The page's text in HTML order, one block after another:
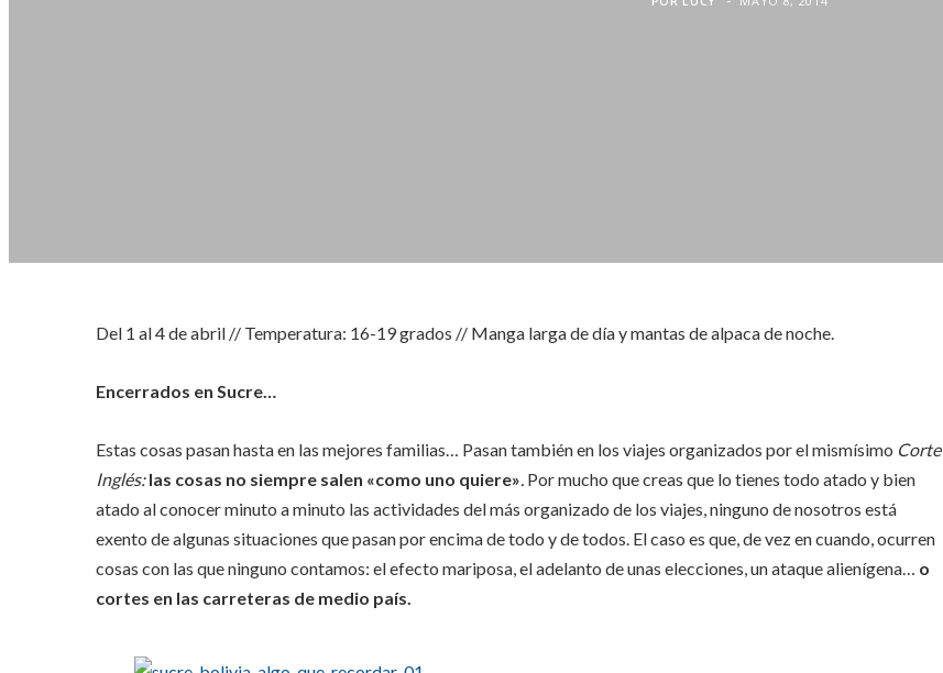
Del 1 al 4 de abril // Temperatura: 16-19 grados // Manga larga de día y mantas de alpaca de noche.
Encerrados en Sucre…
Estas cosas pasan hasta en las mejores familias… Pasan también en los viajes organizados por el mismísimo Corte
Inglés:las cosas no siempre salen «como uno quiere». Por mucho que creas que lo tienes todo atado y bien
atado al conocer minuto a minuto las actividades del más organizado de los viajes, ninguno de nosotros está
exento de algunas situaciones que pasan por encima de todo y de todos. El caso es que, de vez en cuando, ocurren
cosas con las que ninguno contamos: el efecto mariposa, el adelanto de unas elecciones, un ataque alienígena… o
cortes en las carreteras de medio país.